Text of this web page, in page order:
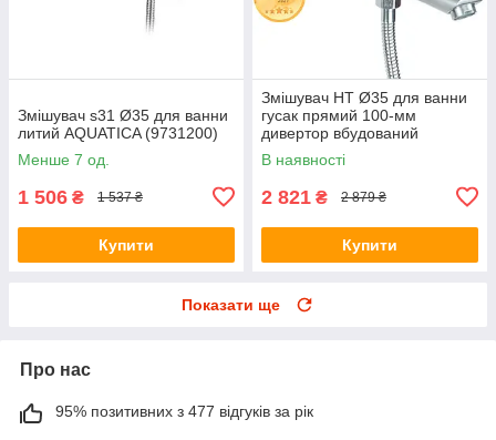
Змішувач s31 Ø35 для ванни
литий AQUATICA (9731200)
Менше 7 од.
1 506 ₴ 1 537 ₴
Купити
Змішувач HT Ø35 для ванни
гусак прямий 100-мм
дивертор вбудований
картриджний SS AQUATICA T-
2C171P (9719211)
В наявності
2 821 ₴ 2 879 ₴
Купити
Показати ще
Про нас
95% позитивних з 477 відгуків за рік